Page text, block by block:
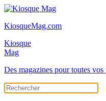
KiosqueMag.com
Kiosque
Mag
Des magazines pour toutes vos